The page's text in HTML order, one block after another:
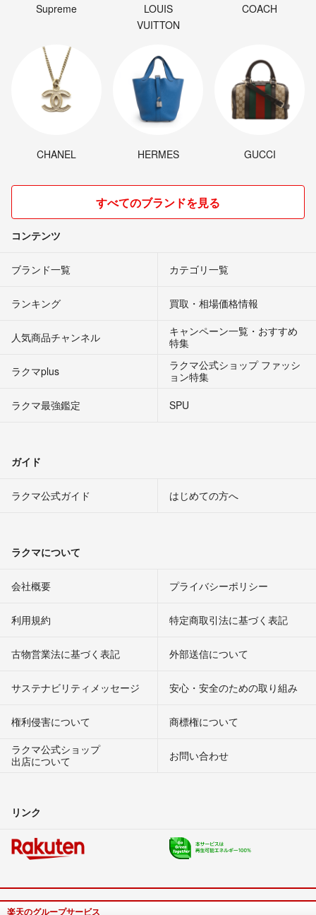
Supreme
LOUIS
VUITTON
COACH
CHANEL HERMES GUCCI
すべてのブランドを見る
コンテンツ
ブランド一覧 カテゴリ一覧
ランキング 買取・相場価格情報
人気商品チャンネル
キャンペーン一覧・おすすめ
特集
ラクマplus
ラクマ公式ショップ ファッシ
ョン特集
ラクマ最強鑑定
SPU
ガイド
ラクマ公式ガイド はじめての方へ
ラクマについて
会社概要 プライバシーポリシー
利用規約 特定商取引法に基づく表記
古物営業法に基づく表記 外部送信について
サステナビリティメッセージ 安心・安全のための取り組み
権利侵害について
商標権について
ラクマ公式ショップ
出店について
お問い合わせ
リンク
楽天のグループサービス